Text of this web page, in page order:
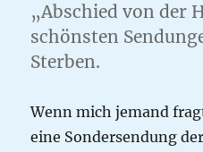
„Abschied von der
schönsten
Sterben.
Wenn mich jemand
eine Sondersendung